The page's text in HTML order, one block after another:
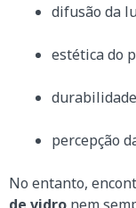
difusão da
estética do
durabilidade
percepção
No entanto,